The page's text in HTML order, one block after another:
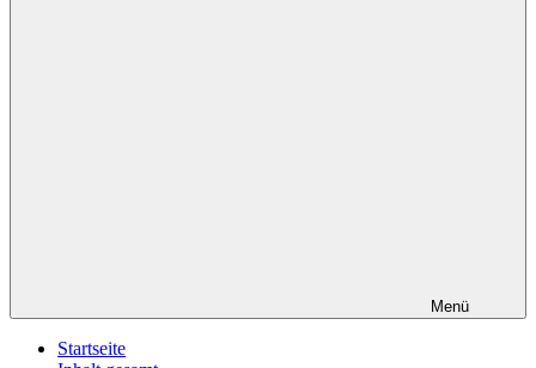
Menü
Startseite